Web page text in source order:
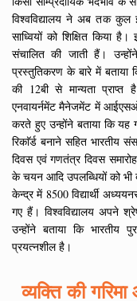
विश्वविद्यालय ने अब तक कुल
साध्वियों को शिक्षित किया
संचालित की जाती हैं।
प्रस्तुतिकरण के बारे में बताया
की 12बी से मान्यता
एनवायर्नमेंट मैनेजमेंट में
करते हुए उन्होंने बताया कि यह
रिकाॅर्ड बनाने सहित भारतीय
दिवस एवं गणतंत्र दिवस समारोह
के चयन आदि उपलब्धियों को भी
केन्द्र में 8500 विद्यार्थी
गए हैं। विश्वविद्यालय अपने
उन्होंने बताया कि भारतीय
प्रयत्नशील है।
व्यक्ति की गरिमा